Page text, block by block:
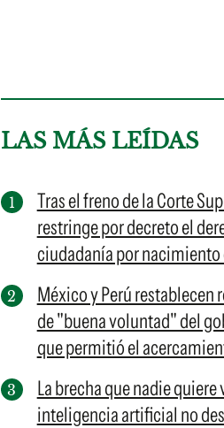
LAS MÁS LEÍDAS
Tras el freno de la Corte
restringe por decreto el
ciudadanía por nacimiento
México y Perú restablecen
de "buena voluntad" del
que permitió el
La brecha que nadie quiere
inteligencia artificial no